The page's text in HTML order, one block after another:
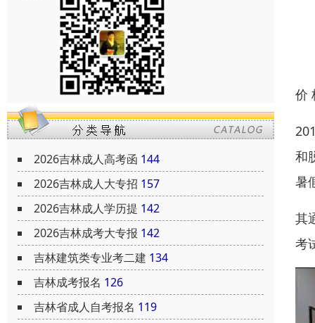
2026吉林成人高考函 144
2026吉林成人大专招 157
2026吉林成人学历提 142
2026吉林成考大专报 142
吉林建筑类专业考二建 134
吉林成考报名 126
吉林省成人自考报名 119
价
和
暑
其
考